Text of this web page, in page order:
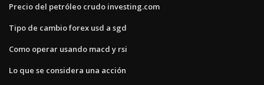
Precio del petróleo crudo investing.com
Tipo de cambio forex usd a sgd
Como operar usando macd y rsi
Lo que se considera una acción